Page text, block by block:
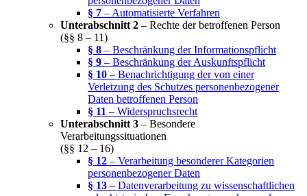
§ 7 – Automatisierte Verfahren
Unterabschnitt 2 – Rechte der betroffenen Person
(§§ 8 – 11)
§ 8 – Beschränkung der Informationspflicht
§ 9 – Beschränkung der Auskunftspflicht
§ 10 – Benachrichtigung der von einer
Verletzung des Schutzes personenbezogener
Daten betroffenen Person
§ 11 – Widerspruchsrecht
Unterabschnitt 3 – Besondere
Verarbeitungssituationen
(§§ 12 – 16)
§ 12 – Verarbeitung besonderer Kategorien
personenbezogener Daten
§ 13 – Datenverarbeitung zu wissenschaftlichen